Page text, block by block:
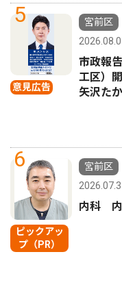
5
意見広告
宮前区
市政報
工区）
矢沢た
6
ピックアッ
プ（PR）
宮前区
内科 内